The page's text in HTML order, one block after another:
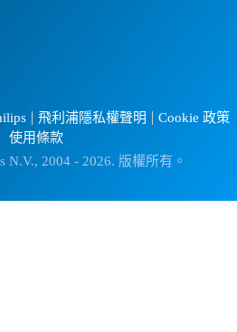
飛利浦隱私權聲明
Cookie 政策
使用條款
2004 - 2026. 版權所有。